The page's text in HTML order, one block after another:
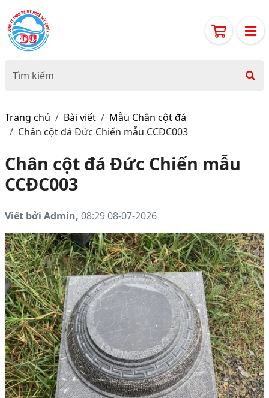
Trang chủ Bài viết
Mẫu Chân cột đá
Chân cột đá Đức Chiến mẫu CCĐC003
Chân cột đá Đức Chiến mẫu
CCĐC003
Viết bởi Admin, 08:29 08-07-2026